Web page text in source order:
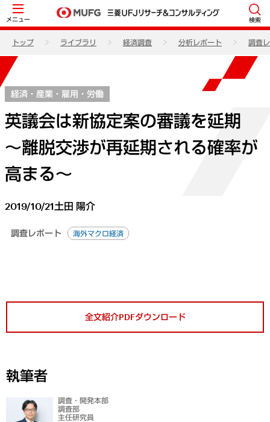
メニュー 検索
トップ ライブラリ 経済調査 分析レポート 調査
経済・産業・雇用・労働
英議会は新協定案の審議を延期
～離脱交渉が再延期される確率が
高まる～
2019/10/21土田 陽介
調査レポート 海外マクロ経済
全文紹介PDFダウンロード
執筆者
調査・開発本部
調査部
主任研究員